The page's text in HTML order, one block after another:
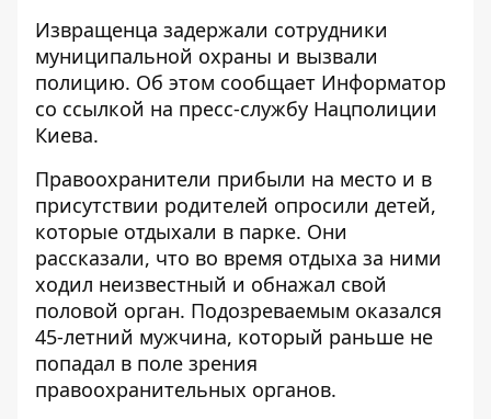
Извращенца задержали сотрудники
муниципальной охраны и вызвали
полицию. Об этом сообщает Информатор
со ссылкой на пресс-службу Нацполиции
Киева.
Правоохранители прибыли на место и в
присутствии родителей опросили детей,
которые отдыхали в парке. Они
рассказали, что во время отдыха за ними
ходил неизвестный и обнажал свой
половой орган. Подозреваемым оказался
45-летний мужчина, который раньше не
попадал в поле зрения
правоохранительных органов.